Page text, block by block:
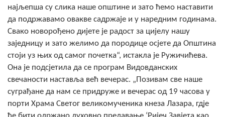
Геоистраживања
ФИНАНСИЈЕ
ПРИВРЕДА
Пољопривреда
Туризам
најљепша су слика наше општине и зато ћемо наставити
да подржавамо овакве садржаје и у наредним годинама.
Свако новорођено дијете је радост за цијелу нашу
заједницу и зато желимо да породице осјете да Општина
стоји уз њих од самог почетка“, истакла је Ружичићева.
Она је подсјетила да се програм Видовданских
свечаности наставља већ вечерас. „Позивам све наше
суграђане да нам се придруже и вечерас од 19 часова у
порти Храма Светог великомученика кнеза Лазара, гдје